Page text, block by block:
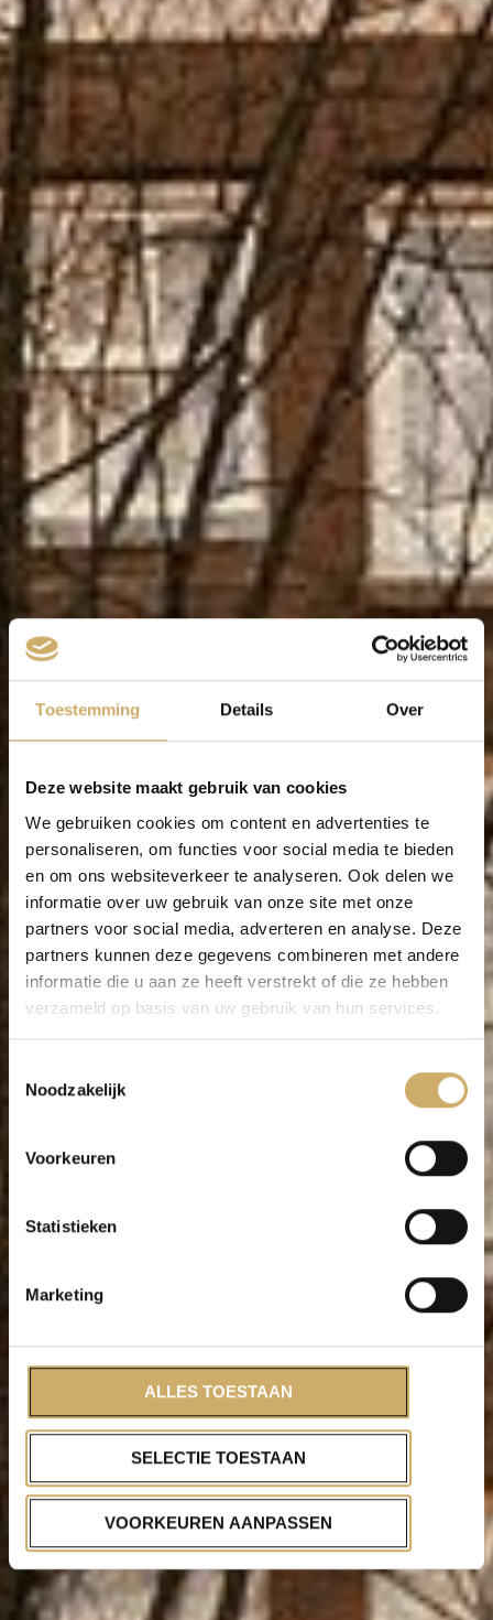
Toestemming Details Over
Deze website maakt gebruik van cookies
We gebruiken cookies om content en advertenties te
personaliseren, om functies voor social media te bieden
en om ons websiteverkeer te analyseren. Ook delen we
informatie over uw gebruik van onze site met onze
partners voor social media, adverteren en analyse. Deze
partners kunnen deze gegevens combineren met andere
informatie die u aan ze heeft verstrekt of die ze hebben
verzameld op basis van uw gebruik van hun services.
Noodzakelijk
Voorkeuren
Statistieken
Marketing
ALLES TOESTAAN
SELECTIE TOESTAAN
VOORKEUREN AANPASSEN